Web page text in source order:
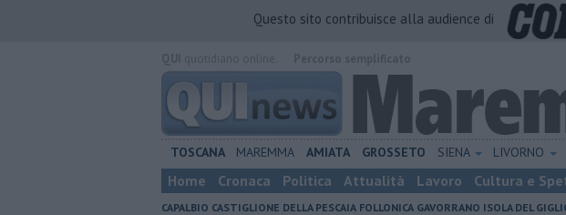
Questo sito contribuisce alla audience di
TOSCANA MAREMMA AMIATA GROSSETO SIENA LIVORNO
Home Cronaca Politica Attualità Lavoro Cultura e
CAPALBIO CASTIGLIONE DELLA PESCAIA FOLLONICA GAVORRANO ISOLA DEL